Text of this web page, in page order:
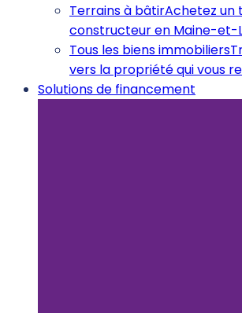
Terrains à bâtirAchetez un
constructeur en Maine-et-
Tous les biens immobiliers
vers la propriété qui vous
Solutions de financement